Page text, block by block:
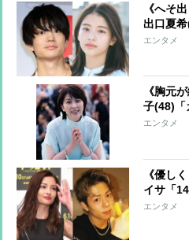
《へそ
出口夏
私服」
エンタメ
《胸元
子(48)「
える規
エンタメ
《優し
イサ「
の下で
エンタメ